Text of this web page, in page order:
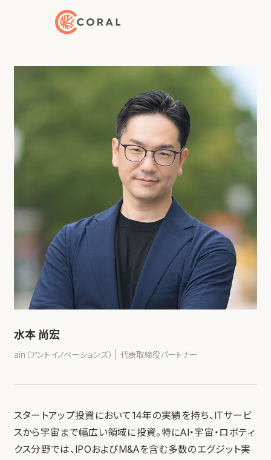
トップページへ戻る
水本 尚宏
ain（アントイノベーションズ） | 代表取締役パートナー
スタートアップ投資において14年の実績を持ち、ITサービ
スから宇宙まで幅広い領域に投資。特にAI・宇宙・ロボティ
クス分野では、IPOおよびM&Aを含む多数のエグジット実